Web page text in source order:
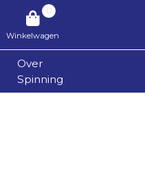
0
Winkelwagen
Over
Spinning